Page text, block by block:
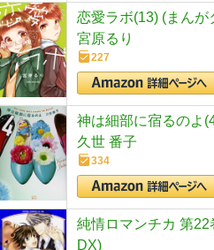
恋愛ラボ(13) (まん
宮原るり
227
神は細部に宿るのよ
久世 番子
334
純情ロマンチカ 第
DX)